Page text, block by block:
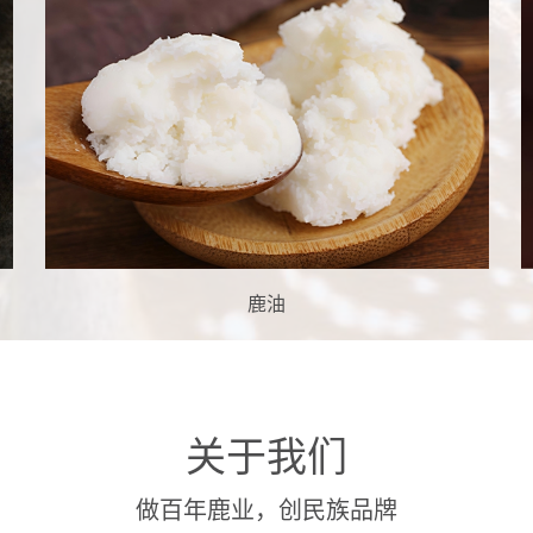
鹿油
关于我们
做百年鹿业，创民族品牌